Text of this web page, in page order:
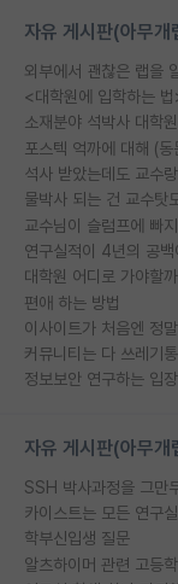
자유 게시판(아무
외부에서 괜찮은 랩을
<대학원에 입학하는 법
소재분야 석박사 대학
석사 받았는데도 교수
물박사 되는 건 교수탓
교수님이 슬럼프에 빠
연구실적이 4년의 공
대학원 어디로 가야할
편애 하는 방법
이사이트가 처음엔 정
커뮤니티는 다 쓰레기통
자유 게시판(아무개
카이스트는 모든 연구
학부신입생 질문
알츠하이머 관련 고등